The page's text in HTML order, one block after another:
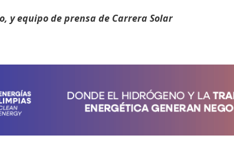
y equipo de prensa de Carrera Solar